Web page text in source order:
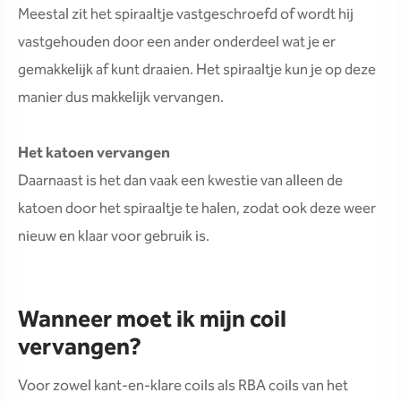
Meestal zit het spiraaltje vastgeschroefd of wordt hij
vastgehouden door een ander onderdeel wat je er
gemakkelijk af kunt draaien. Het spiraaltje kun je op deze
manier dus makkelijk vervangen.
Het katoen vervangen
Daarnaast is het dan vaak een kwestie van alleen de
katoen door het spiraaltje te halen, zodat ook deze weer
nieuw en klaar voor gebruik is.
Wanneer moet ik mijn coil
vervangen?
Voor zowel kant-en-klare coils als RBA coils van het